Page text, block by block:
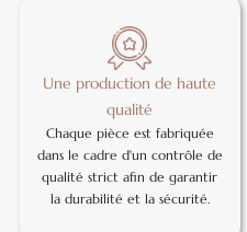
Une production de haute
qualité
Chaque pièce est fabriquée
dans le cadre d'un contrôle de
qualité strict afin de garantir
la durabilité et la sécurité.